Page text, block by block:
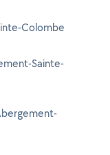
Colombe
Sainte-